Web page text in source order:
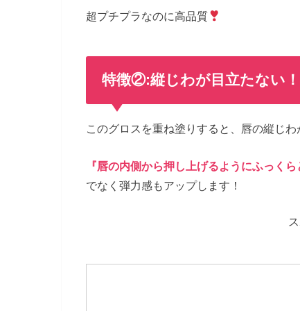
超プチプラなのに高品質
特徴②:縦じわが目立たない！
このグロスを重ね塗りすると、唇の縦じ
『唇の内側から押し上げるようにふっくら
でなく弾力感もアップします！